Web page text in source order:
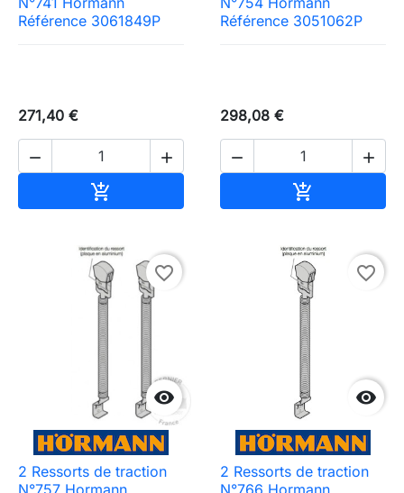
Référence 3061849P
271,40 €
 

Référence 3051062P
298,08 €
 


favorite_border
2 Ressorts de traction
N°757 Hormann

favorite_border
2 Ressorts de traction
N°766 Hormann